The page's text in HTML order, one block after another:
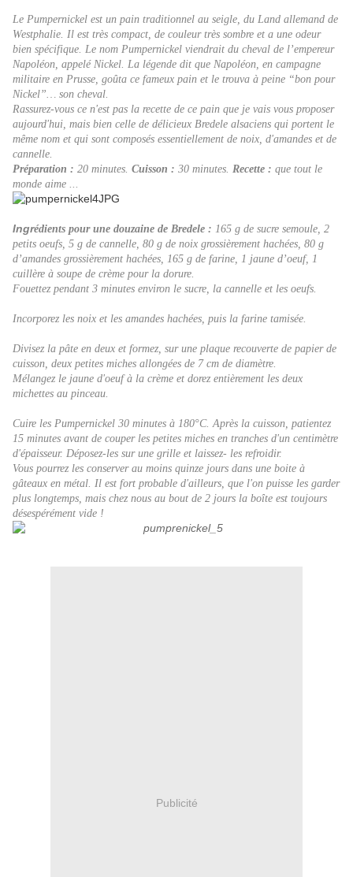
Le Pumpernickel est un pain traditionnel au seigle, du Land allemand de
Westphalie. Il est très compact, de couleur très sombre et a une odeur
bien spécifique. Le nom Pumpernickel viendrait du cheval de l’empereur
Napoléon, appelé Nickel. La légende dit que Napoléon, en campagne
militaire en Prusse, goûta ce fameux pain et le trouva à peine “bon pour
Nickel”… son cheval.
Rassurez-vous ce n'est pas la recette de ce pain que je vais vous proposer
aujourd'hui, mais bien celle de délicieux Bredele alsaciens qui portent le
même nom et qui sont composés essentiellement de noix, d'amandes et de
cannelle.
Préparation : 20 minutes. Cuisson : 30 minutes. Recette : que tout le
monde aime ...
Ingrédients pour une douzaine de Bredele : 165 g de sucre semoule, 2
petits oeufs, 5 g de cannelle, 80 g de noix grossièrement hachées, 80 g
d’amandes grossièrement hachées, 165 g de farine, 1 jaune d’oeuf, 1
cuillère à soupe de crème pour la dorure.
Fouettez pendant 3 minutes environ le sucre, la cannelle et les oeufs.
Incorporez les noix et les amandes hachées, puis la farine tamisée.
Divisez la pâte en deux et formez, sur une plaque recouverte de papier de
cuisson, deux petites miches allongées de 7 cm de diamètre.
Mélangez le jaune d'oeuf à la crème et dorez entièrement les deux
michettes au pinceau.
Cuire les Pumpernickel 30 minutes à 180°C. Après la cuisson, patientez
15 minutes avant de couper les petites miches en tranches d'un centimètre
d'épaisseur. Déposez-les sur une grille et laissez- les refroidir.
Vous pourrez les conserver au moins quinze jours dans une boite à
gâteaux en métal. Il est fort probable d'ailleurs, que l'on puisse les garder
plus longtemps, mais chez nous au bout de 2 jours la boîte est toujours
désespérément vide !
Publicité